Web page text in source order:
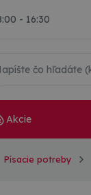
- 16:30
Akcie
Písacie potreby